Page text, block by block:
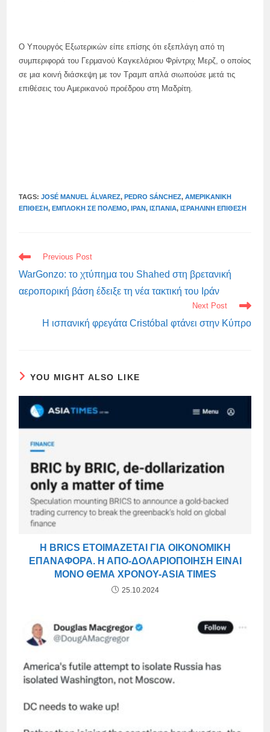
Ο Υπουργός Εξωτερικών είπε επίσης ότι εξεπλάγη από τη
συμπεριφορά του Γερμανού Καγκελάριου Φρίντριχ Μερζ, ο οποίος
σε μια κοινή διάσκεψη με τον Τραμπ απλά σιωπούσε μετά τις
επιθέσεις του Αμερικανού προέδρου στη Μαδρίτη.
TAGS:JOSÉ MANUEL ÁLVAREZ, PEDRO SÁNCHEZ, ΑΜΕΡΙΚΑΝΙΚΉ
ΕΠΊΘΕΣΗ, ΕΜΠΛΟΚΉ ΣΕ ΠΌΛΕΜΟ, ΙΡΆΝ, ΙΣΠΑΝΊΑ, ΙΣΡΑΗΛΙΝΉ ΕΠΊΘΕΣΗ
READ
MORE
ARTICLES
Previous Post
WarGonzo: το χτύπημα του Shahed στη βρετανική
αεροπορική βάση έδειξε τη νέα τακτική του Ιράν
Next Post
Η ισπανική φρεγάτα Cristóbal φτάνει στην Κύπρο
YOU MIGHT ALSO LIKE
Η BRICS ΕΤΟΙΜΆΖΕΤΑΙ ΓΙΑ ΟΙΚΟΝΟΜΙΚΉ
ΕΠΑΝΑΦΟΡΆ. Η ΑΠΟ-ΔΟΛΑΡΙΟΠΟΊΗΣΗ ΕΊΝΑΙ
ΜΌΝΟ ΘΈΜΑ ΧΡΌΝΟΥ-ASIA TIMES
25.10.2024